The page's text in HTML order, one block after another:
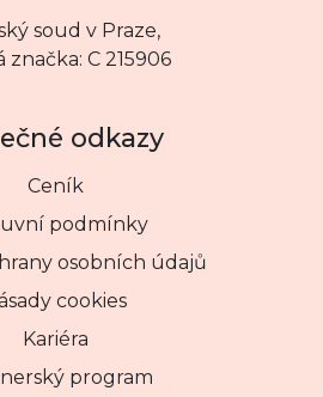
soud v Praze,
značka: C 215906
odkazy
Ceník
podmínky
osobních údajů
cookies
Kariéra
program